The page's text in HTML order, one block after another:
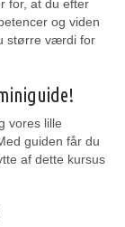
for, at du efter
og viden
større værdi for
vores lille
guiden får du
af dette kursus